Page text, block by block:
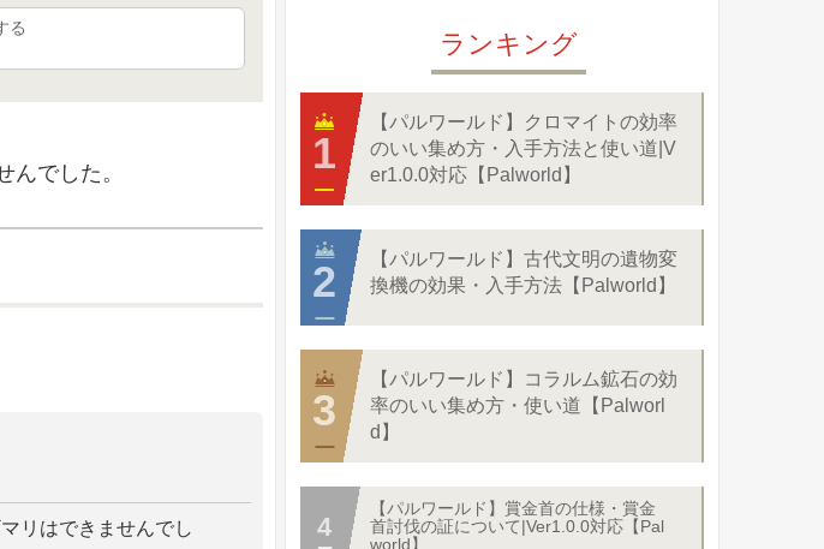
る
んでした。
リはできませんでし
ランキング
【パルワールド】クロマイトの効率
のいい集め方・入手方法と使い道|V
er1.0.0対応【Palworld】
【パルワールド】古代文明の遺物変
換機の効果・入手方法【Palworld】
【パルワールド】コラルム鉱石の効
率のいい集め方・使い道【Palworl
d】
【パルワールド】賞金首の仕様・賞金
首討伐の証について|Ver1.0.0対応【Pal
world】